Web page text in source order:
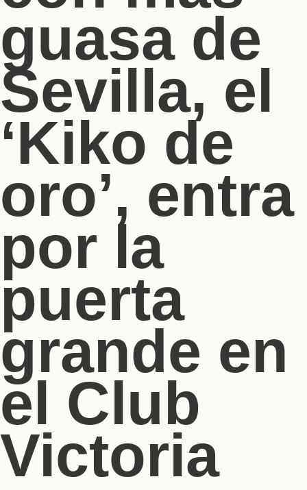
guasa de
Sevilla, el
‘Kiko de
oro’, entra
por la
puerta
grande en
el Club
Victoria